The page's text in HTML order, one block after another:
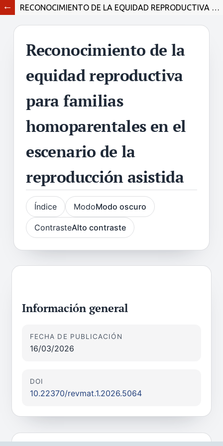
RECONOCIMIENTO DE LA EQUIDAD REPRODUCTIVA PARA FAMILIAS HOMOPARENTALES EN EL ESCENARIO DE LA REPRODUCCIÓN ASISTIDA